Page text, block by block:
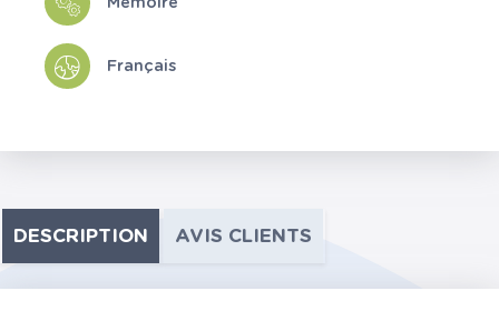
Français
DESCRIPTION AVIS CLIENTS